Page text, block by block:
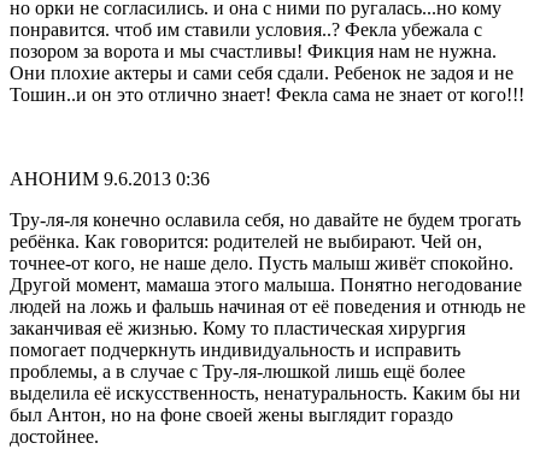
но орки не согласились. и она с ними по ругалась...но кому
понравится. чтоб им ставили условия..? Фекла убежала с
позором за ворота и мы счастливы! Фикция нам не нужна.
Они плохие актеры и сами себя сдали. Ребенок не задоя и не
Тошин..и он это отлично знает! Фекла сама не знает от кого!!!
АНОНИМ 9.6.2013 0:36
Тру-ля-ля конечно ославила себя, но давайте не будем трогать
ребёнка. Как говорится: родителей не выбирают. Чей он,
точнее-от кого, не наше дело. Пусть малыш живёт спокойно.
Другой момент, мамаша этого малыша. Понятно негодование
людей на ложь и фальшь начиная от её поведения и отнюдь не
заканчивая её жизнью. Кому то пластическая хирургия
помогает подчеркнуть индивидуальность и исправить
проблемы, а в случае с Тру-ля-люшкой лишь ещё более
выделила её искусственность, ненатуральность. Каким бы ни
был Антон, но на фоне своей жены выглядит гораздо
достойнее.